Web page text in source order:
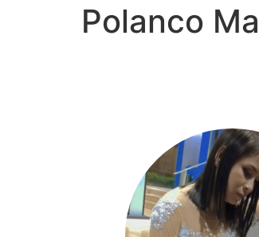
Polanco